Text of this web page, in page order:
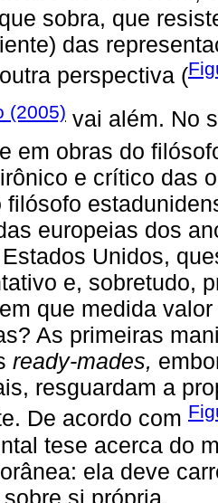
sobra, que
das
perspectiva (
(2005) vai além. No
em obras do
e crítico das
filósofo
europeias dos
Unidos,
e, sobretudo,
que medida
As primeiras
ready-mades,
resguardam a
De acordo com
tese acerca do
ela deve
si própria.